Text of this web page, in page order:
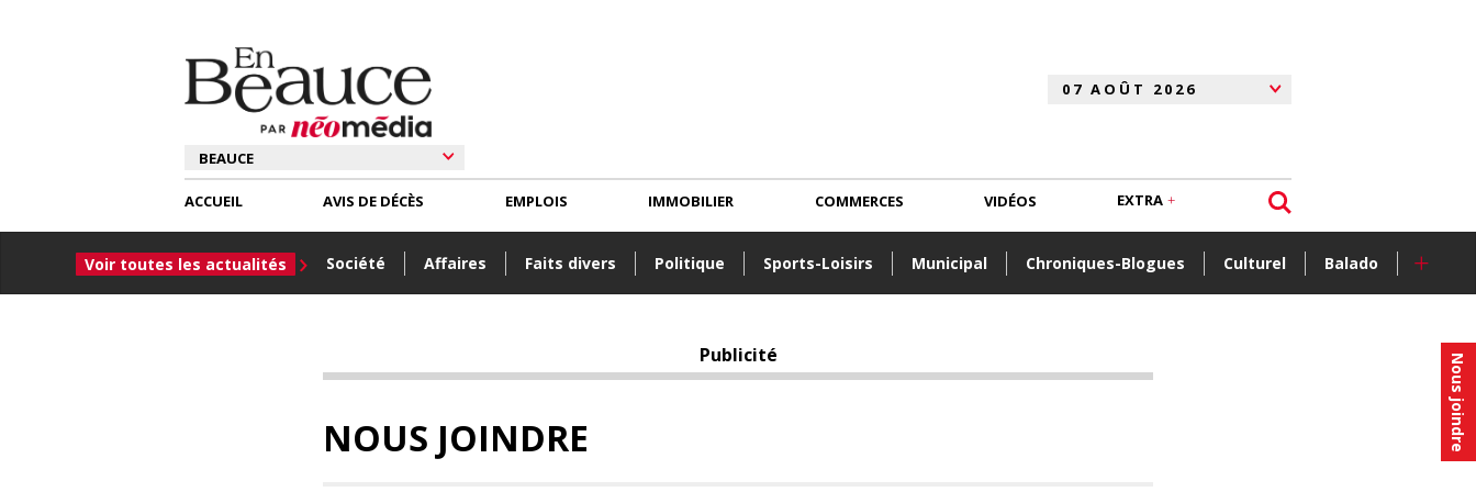
Nous joindre
ACCUEIL
Voir toutes les actualités Société Affaires Faits divers Politique Sports-Loisirs Municipal Chroniques-Blogues Culturel Balado +
AVIS DE DÉCÈS EMPLOIS IMMOBILIER COMMERCES VIDÉOS EXTRA
Publicité
NOUS JOINDRE